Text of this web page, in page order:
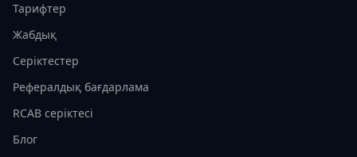
Тарифтер
Жабдық
Серіктестер
Рефералдық бағдарлама
RCAB серіктесі
Блог